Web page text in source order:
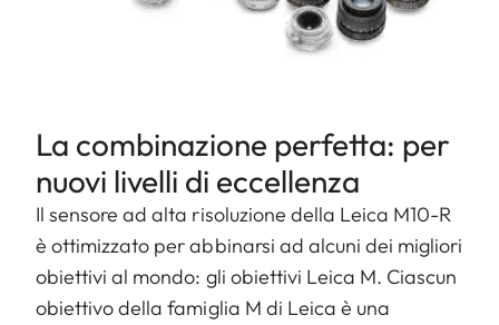
La combinazione perfetta: per
nuovi livelli di eccellenza
Il sensore ad alta risoluzione della Leica M10-R
è ottimizzato per abbinarsi ad alcuni dei migliori
obiettivi al mondo: gli obiettivi Leica M. Ciascun
obiettivo della famiglia M di Leica è una